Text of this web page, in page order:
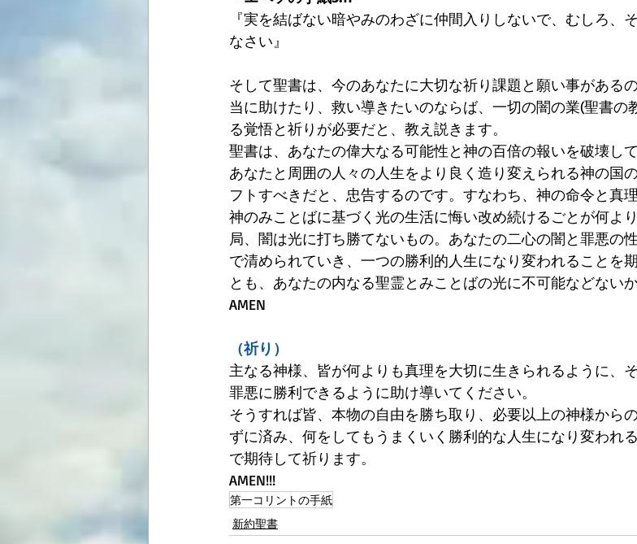
『実を結ばない暗やみのわざに仲間入りしないで、むしろ、
なさい』
そして聖書は、今のあなたに大切な祈り課題と願い事がある
当に助けたり、救い導きたいのならば、一切の闇の業(聖書の
る覚悟と祈りが必要だと、教え説きます。
聖書は、あなたの偉大なる可能性と神の百倍の報いを破壊して
あなたと周囲の人々の人生をより良く造り変えられる神の国
フトすべきだと、忠告するのです。すなわち、神の命令と真
神のみことばに基づく光の生活に悔い改め続けるごとが何よ
局、闇は光に打ち勝てないもの。あなたの二心の闇と罪悪の
で清められていき、一つの勝利的人生になり変われることを
とも、あなたの内なる聖霊とみことばの光に不可能などないか
AMEN
（祈り）
主なる神様、皆が何よりも真理を大切に生きられるように、
罪悪に勝利できるように助け導いてください。
そうすれば皆、本物の自由を勝ち取り、必要以上の神様から
ずに済み、何をしてもうまくいく勝利的な人生になり変われ
で期待して祈ります。
AMEN!!!
第一コリントの手紙
新約聖書